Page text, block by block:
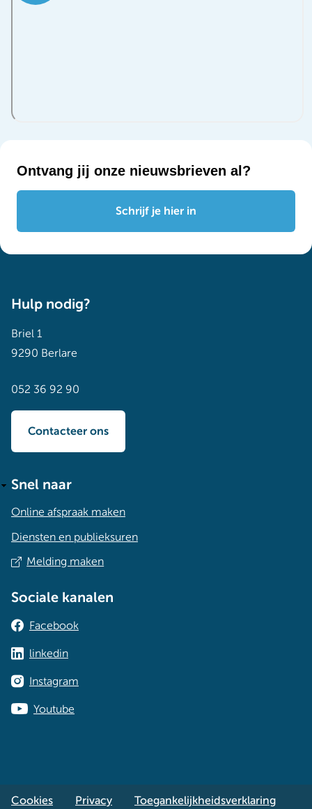
Ontvang jij onze nieuwsbrieven al?
Schrijf je hier in
Hulp nodig?
Briel 1
9290 Berlare
052 36 92 90
Contacteer ons
Snel naar
Online afspraak maken
Diensten en publieksuren
Melding maken
Sociale kanalen
Facebook
linkedin
Instagram
Youtube
Cookies Privacy Toegankelijkheidsverklaring